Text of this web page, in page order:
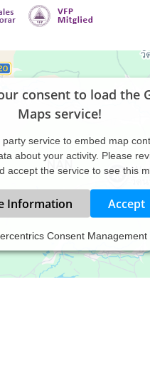
consent to load the
Maps service!
service to embed map
about your activity. Please
accept the service to see this
Information Accept
Consent Management
Kommunikation, The
Kurzzeittherapie